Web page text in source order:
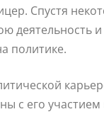
Спустя
деятельность и
политике.
с его